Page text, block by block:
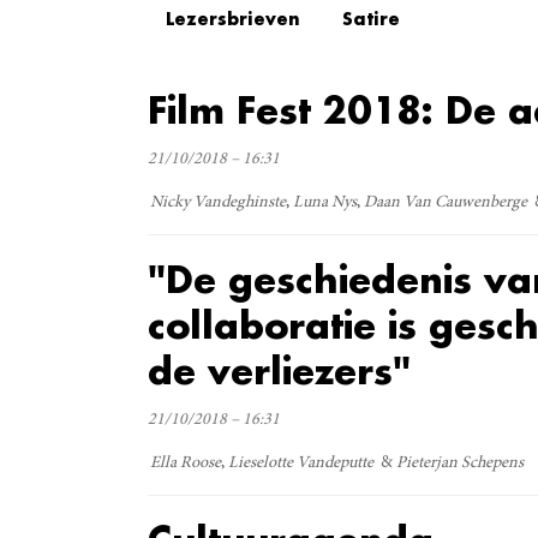
Lezersbrieven Satire
Film Fest 2018: De
21/10/2018 – 16:31
Nicky Vandeghinste Luna Nys Daan Van Cauwenberge
"De geschiedenis
collaboratie is
de verliezers"
21/10/2018 – 16:31
Ella Roose Lieselotte Vandeputte Pieterjan Schepens